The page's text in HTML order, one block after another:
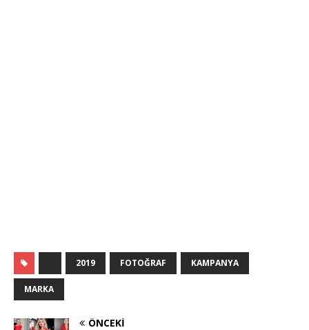
2019 FOTOĞRAF KAMPANYA
MARKA
ÖNCEKI